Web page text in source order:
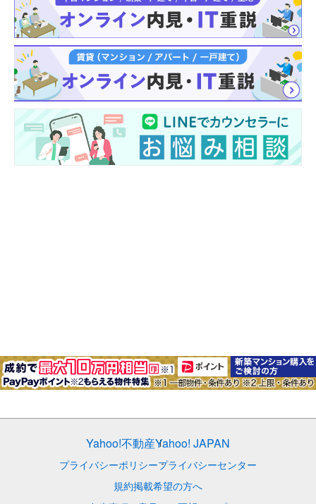
Yahoo!不動産Yahoo! JAPAN
プライバシーポリシープライバシーセンター
規約掲載希望の方へ